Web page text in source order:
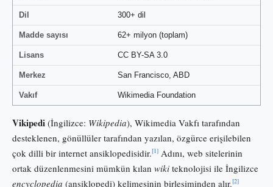
Dil 300+ dil
Madde sayısı 62+ milyon (toplam)
Lisans CC BY-SA 3.0
Merkez San Francisco, ABD
Vakıf Wikimedia Foundation
Vikipedi (İngilizce: Wikipedia), Wikimedia Vakfı tarafından
desteklenen, gönüllüler tarafından yazılan, özgürce erişilebilen
çok dilli bir internet ansiklopedisidir.[1] Adını, web sitelerinin
ortak düzenlenmesini mümkün kılan wiki teknolojisi ile İngilizce
encyclopedia (ansiklopedi) kelimesinin birleşiminden alır.[2]